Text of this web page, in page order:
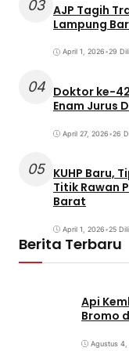
03 AJP Tagih
Lampung
April 1, 2026•29
04 Doktor ke-
Enam Jurus
April 27, 2026•26
05 KUHP Baru,
Titik Rawan
Barat
April 1, 2026•25
Berita Terbaru
Api
Bromo
Agustus 4,